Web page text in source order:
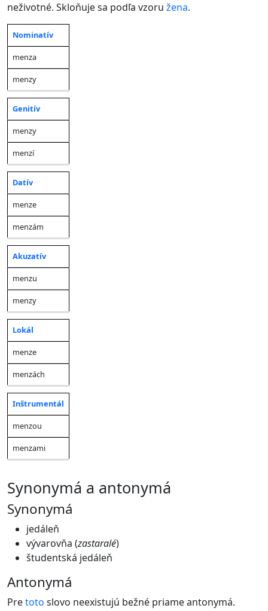
neživotné. Skloňuje sa podľa vzoru žena.
Pád
Jednotné
číslo
Nominatív
menza
menzy
Genitív
menzy
menzí
Datív
menze
menzám
Akuzatív
menzu
menzy
Lokál
menze
menzách
Inštrumentál
menzou
menzami
synonymá a antonymá
Synonymá
jedáleň
vývarovňa (zastaralé)
študentská jedáleň
Antonymá
Pretoto slovo neexistujú bežné priame antonymá.